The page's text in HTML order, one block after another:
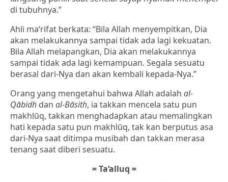
di tubuhnya.”
Ahli ma‘rifat berkata: “Bila Allah menyempitkan, Dia
akan melakukannya sampai tidak ada lagi kekuatan.
Bila Allah melapangkan, Dia akan melakukannya
sampai tidak ada lagi kemampuan. Segala sesuatu
berasal dari-Nya dan akan kembali kepada-Nya.”
Orang yang mengetahui bahwa Allah adalah al-
Qābidh dan al-Bāsith, ia takkan mencela satu pun
makhlūq, takkan menghadapkan atau memalingkan
hati kepada satu pun makhlūq, tak kan berputus asa
dari-Nya saat ditimpa musibah dan takkan merasa
tenang saat diberi sesuatu.
= Ta‘alluq =